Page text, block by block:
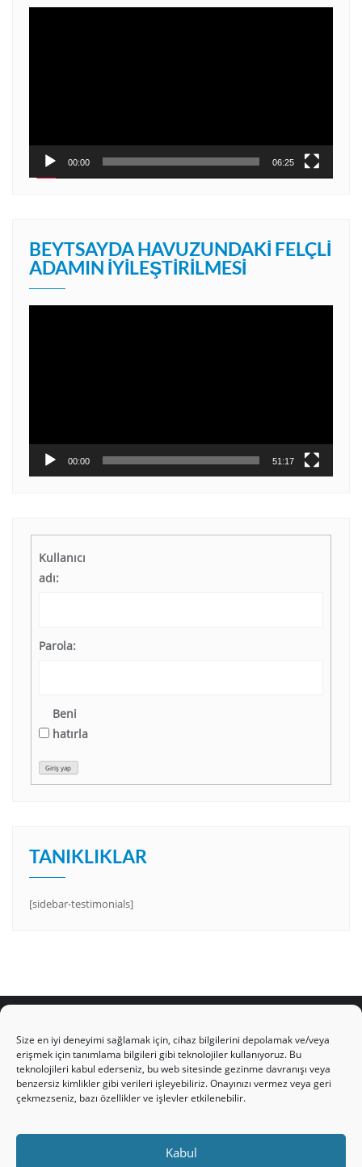
Size en iyi deneyimi sağlamak için, cihaz bilgilerini depolamak ve/veya
erişmek için tanımlama bilgileri gibi teknolojiler kullanıyoruz. Bu
teknolojileri kabul ederseniz, bu web sitesinde gezinme davranışı veya
benzersiz kimlikler gibi verileri işleyebiliriz. Onayınızı vermez veya geri
çekmezseniz, bazı özellikler ve işlevler etkilenebilir.
Kabul
00:00 06:25
BEYTSAYDA HAVUZUNDAKI FELÇLI
ADAMIN İYILEŞTIRILMESI
00:00 51:17
Kullanıcı
adı:
Parola:
Beni
hatırla
Giriş yap
TANIKLIKLAR
[sidebar-testimonials]
HAKKIMIZDA Üyelik Kuralları
Bize Yazın
Gizlilik Politikamız
İncil’den Dersler
Makaleler
ABNSAT Türkiye – Canlı İzleyin
Ahuva Hizmetleri YouTube Sayfası